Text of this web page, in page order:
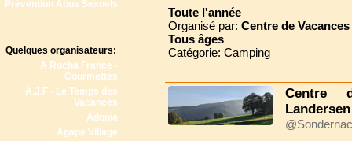
Prévention Abus Sexuels
Quelques organisateurs:
A Rocha France -
Courmettes
A.J.F - Le Temps des
Vacances
Adonia
Agape Village
Toute l'année
Organisé par: Centre de
Tous âges
Catégorie: Camping
Centre
Landersen